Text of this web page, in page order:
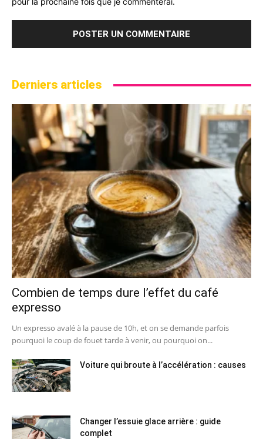
Derniers articles
Combien de temps dure l’effet du café
expresso
Un expresso avalé à la pause de 10h, et on se demande parfois
pourquoi le coup de fouet tarde à venir, ou pourquoi on...
Voiture qui broute à l’accélération : causes
Changer l’essuie glace arrière : guide
complet